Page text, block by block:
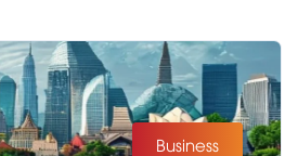
Business